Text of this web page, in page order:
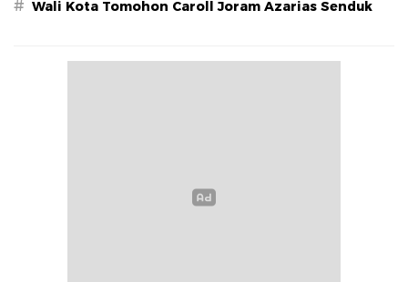
# Wali Kota Tomohon Caroll Joram Azarias Senduk